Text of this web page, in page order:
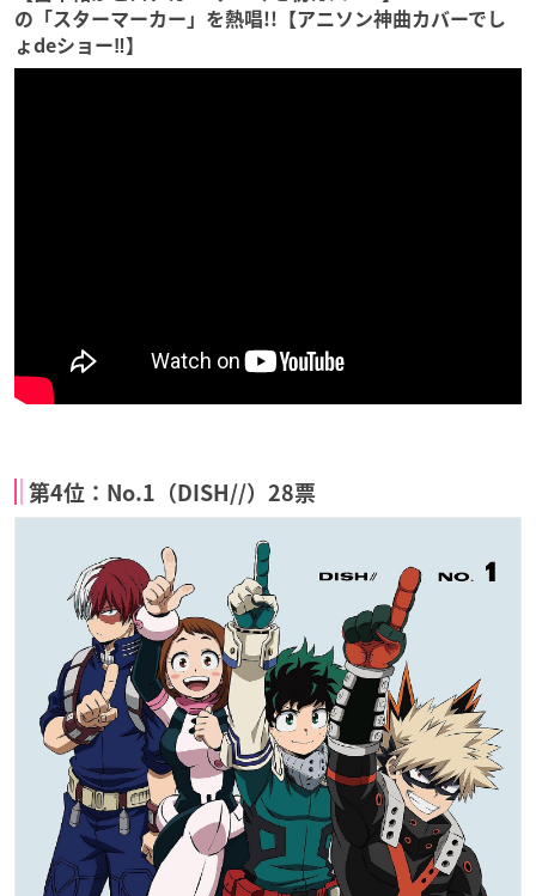
の「スターマーカー」を熱唱!!【アニソン神曲カバーでし
ょdeショー‼】
第4位：No.1（DISH//）28票